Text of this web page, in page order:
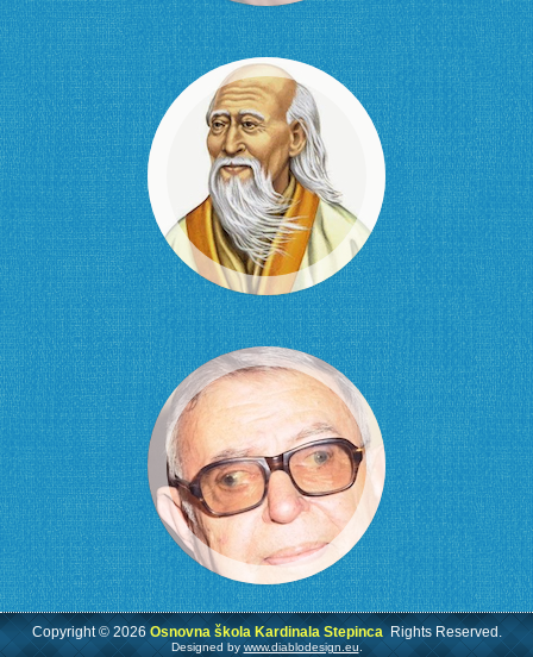
Copyright © 2026 Osnovna škola Kardinala StepincaRights Reserved.
Designed bywww.diablodesign.eu.